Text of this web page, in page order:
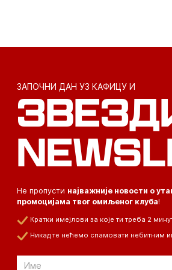
ЗАПОЧНИ ДАН УЗ КАФИЦУ И
Не пропусти најважније новости о
промоцијама твог омиљеног клуба!
Кратки имејлови за које ти треба 2
Никад те нећемо спамовати небитним
Email